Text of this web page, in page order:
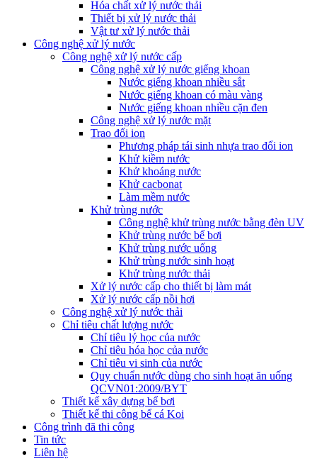
Hóa chất xử lý nước thải
Thiết bị xử lý nước thải
Vật tư xử lý nước thải
Công nghệ xử lý nước
Công nghệ xử lý nước cấp
Công nghệ xử lý nước giếng khoan
Nước giếng khoan nhiều sắt
Nước giếng khoan có màu vàng
Nước giếng khoan nhiều cặn đen
Công nghệ xử lý nước mặt
Trao đổi ion
Phương pháp tái sinh nhựa trao đổi ion
Khử kiềm nước
Khử khoáng nước
Khử cacbonat
Làm mềm nước
Khử trùng nước
Công nghệ khử trùng nước bằng đèn UV
Khử trùng nước bể bơi
Khử trùng nước uống
Khử trùng nước sinh hoạt
Khử trùng nước thải
Xử lý nước cấp cho thiết bị làm mát
Xử lý nước cấp nồi hơi
Công nghệ xử lý nước thải
Chỉ tiêu chất lượng nước
Chỉ tiêu lý học của nước
Chỉ tiêu hóa học của nước
Chỉ tiêu vi sinh của nước
Quy chuẩn nước dùng cho sinh hoạt ăn uống
QCVN01:2009/BYT
Thiết kế xây dựng bể bơi
Thiết kế thi công bể cá Koi
Công trình đã thi công
Tin tức
Liên hệ